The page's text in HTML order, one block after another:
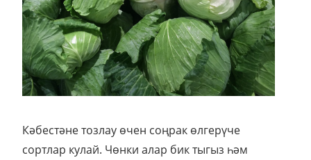
Кәбестәне тозлау өчен соңрак өлгерүче
сортлар кулай. Чөнки алар бик тыгыз һәм